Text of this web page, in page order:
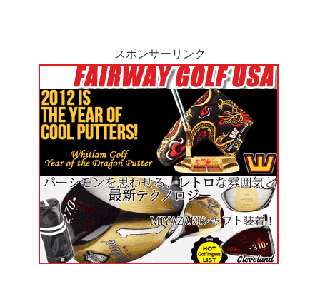
スポンサーリンク